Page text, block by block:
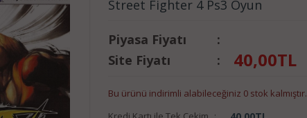
Street Fighter 4 Ps3 Oyun
Piyasa Fiyatı
:
Site Fiyatı
: 40,00TL
Bu ürünü indirimli alabileceğiniz 0 stok kalmıştır.